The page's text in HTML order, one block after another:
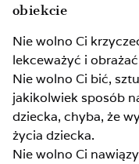
obiekcie
Nie wolno Ci
lekceważyć i
Nie wolno Ci bić,
jakikolwiek sposób
dziecka, chyba, że
życia dziecka.
Nie wolno Ci